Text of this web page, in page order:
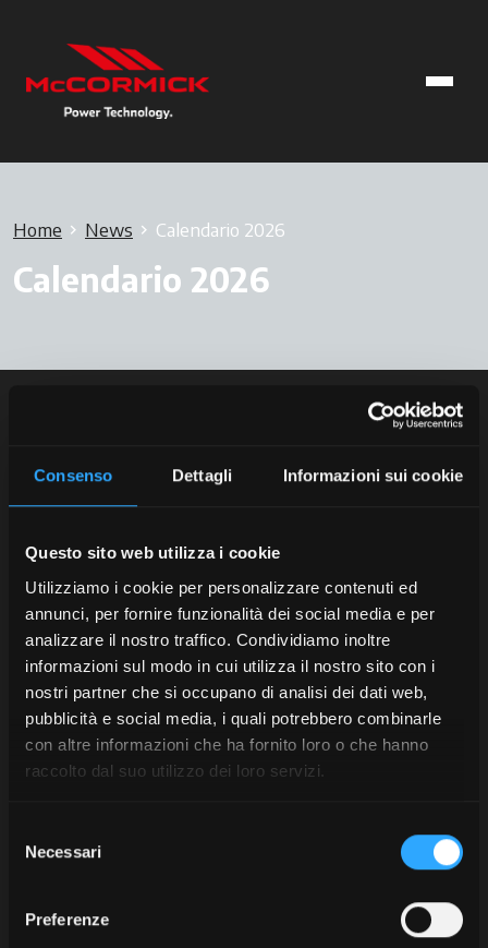
Consenso Dettagli Informazioni sui cookie
Questo sito web utilizza i cookie
Utilizziamo i cookie per personalizzare contenuti ed
annunci, per fornire funzionalità dei social media e per
analizzare il nostro traffico. Condividiamo inoltre
informazioni sul modo in cui utilizza il nostro sito con i
nostri partner che si occupano di analisi dei dati web,
pubblicità e social media, i quali potrebbero combinarle
con altre informazioni che ha fornito loro o che hanno
raccolto dal suo utilizzo dei loro servizi.
delNecessari
Preferenze
Home News Calendario 2026
Calendario 2026